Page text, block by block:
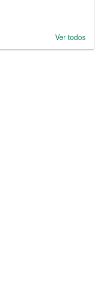
Ver todos